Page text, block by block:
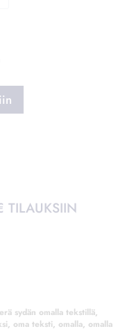
TILAUKSIIN
sydän omalla tekstillä,
, oma teksti, omalla, omalla